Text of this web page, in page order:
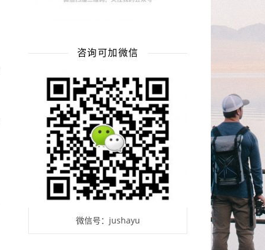
咨询可加微信
微信号：jushayu